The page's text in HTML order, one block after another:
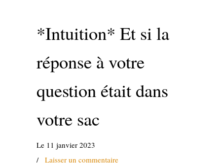
*Intuition* Et si la
réponse à votre
question était dans
votre sac
Le 11 janvier 2023
/ Laisser un commentaire